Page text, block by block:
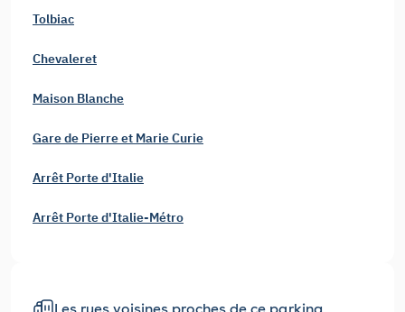
Tolbiac
Chevaleret
Maison Blanche
Gare de Pierre et Marie Curie
Arrêt Porte d'Italie
Arrêt Porte d'Italie-Métro
Les rues voisines proches de ce parking